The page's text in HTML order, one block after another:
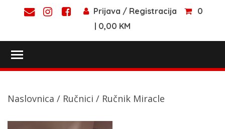
Prijava / Registracija
0
| 0,00 KM
Naslovnica / Ručnici / Ručnik Miracle